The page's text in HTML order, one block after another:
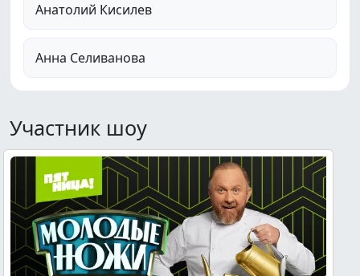
Анатолий Кисилев
Анна Селиванова
Участник шоу